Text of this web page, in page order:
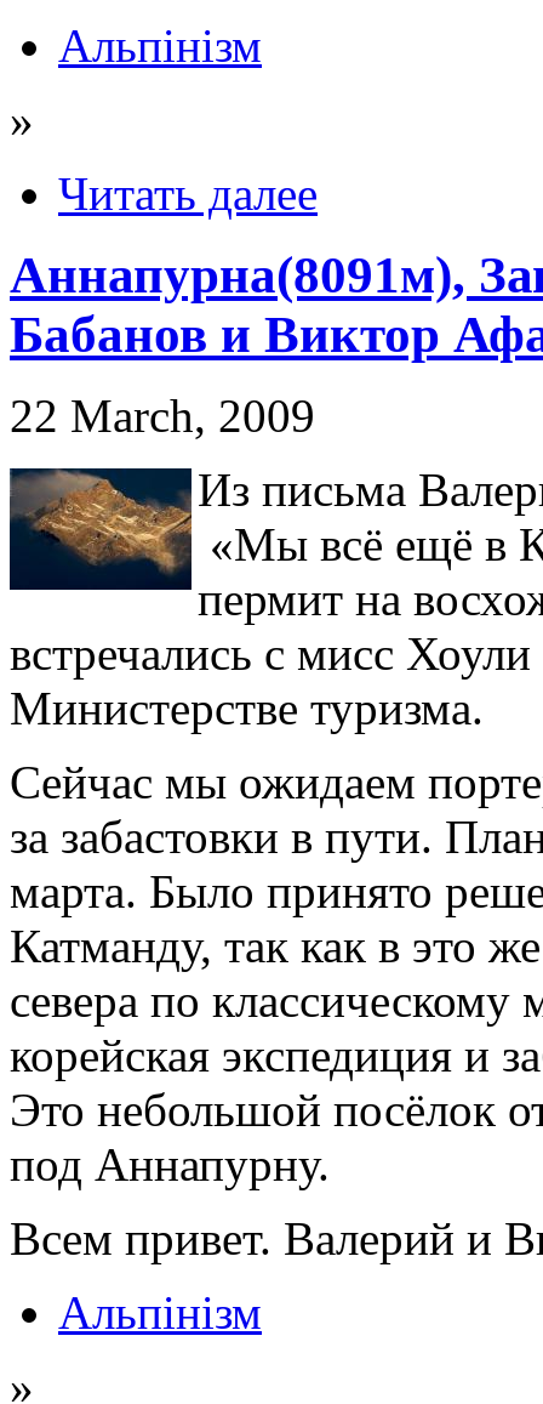
Альпінізм
»
Читать далее
Аннапурна(8091м),
Бабанов и Виктор
22 March, 2009
Из письма
«Мы всё ещё в
пермит на
встречались с мисс
Министерстве туризма.
Сейчас мы ожидаем
за забастовки в пути.
марта. Было принято
Катманду, так как в это
севера по
корейская экспедиция и
Это небольшой посёлок
под Аннапурну.
Всем привет. Валерий и
Альпінізм
»